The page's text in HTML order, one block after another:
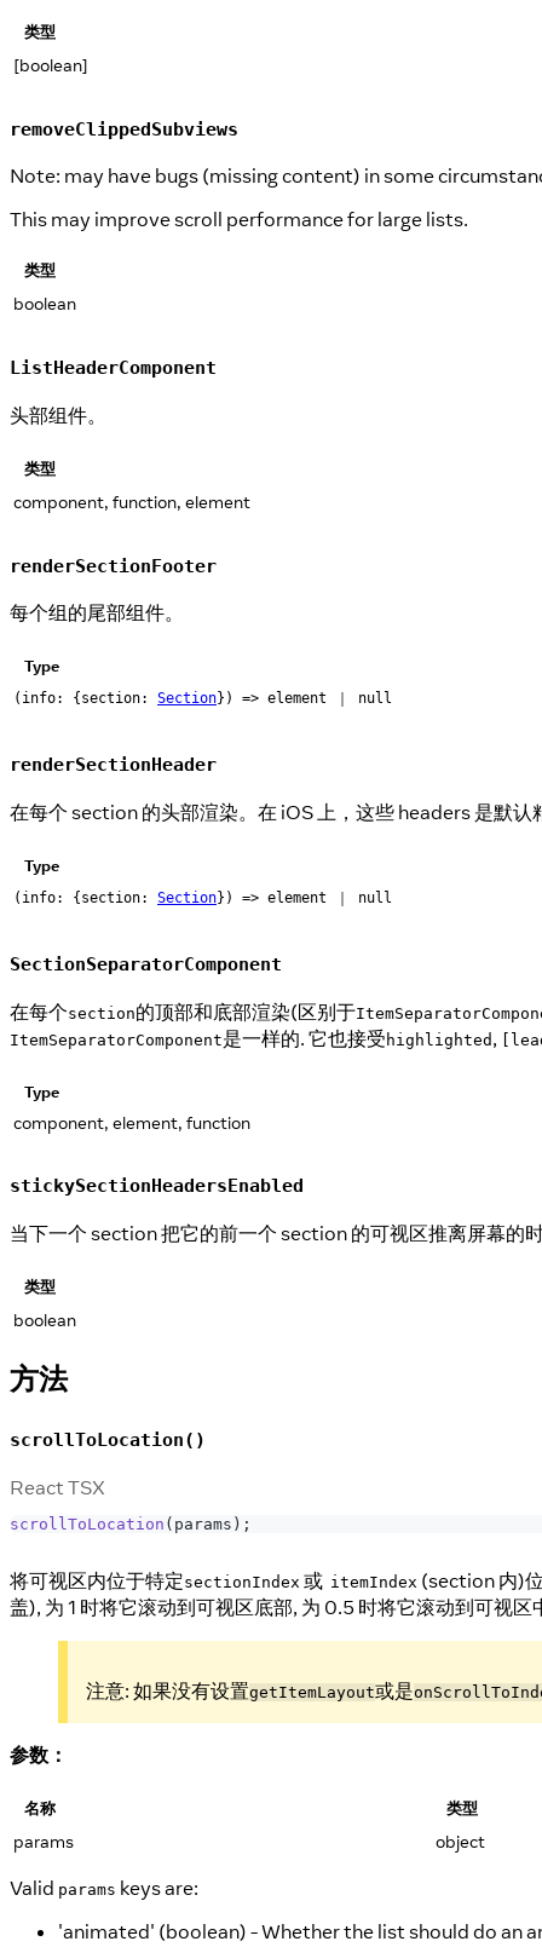
类型
[boolean]
removeClippedSubviews
Note: may have bugs (missing content) in some
This may improve scroll performance for large lists.
类型
boolean
ListHeaderComponent
头部组件。
类型
component, function, element
renderSectionFooter
每个组的尾部组件。
Type
(info: {section: Section}) => element ｜ null
renderSectionHeader
在每个 section 的头部渲染。在 iOS 上，这些 headers 是默认
Type
(info: {section: Section}) => element ｜ null
SectionSeparatorComponent
在每个section的顶部和底部渲染(区别于
ItemSeparatorComponent是一样的. 它也接受 highlighted ,
Type
component, element, function
stickySectionHeadersEnabled
当下一个 section 把它的前一个 section 的可视区推离屏幕的
类型
boolean
方法
scrollToLocation()
React TSX
scrollToLocation ( params ) ;
将可视区内位于特定sectionIndex 或 itemIndex (section 内)
盖), 为 1 时将它滚动到可视区底部, 为 0.5 时将它滚动到可视区
注意: 如果没有设置getItemLayout或是
参数：
名称 类型
params object
Valid params keys are:
'animated' (boolean) - Whether the list should do an